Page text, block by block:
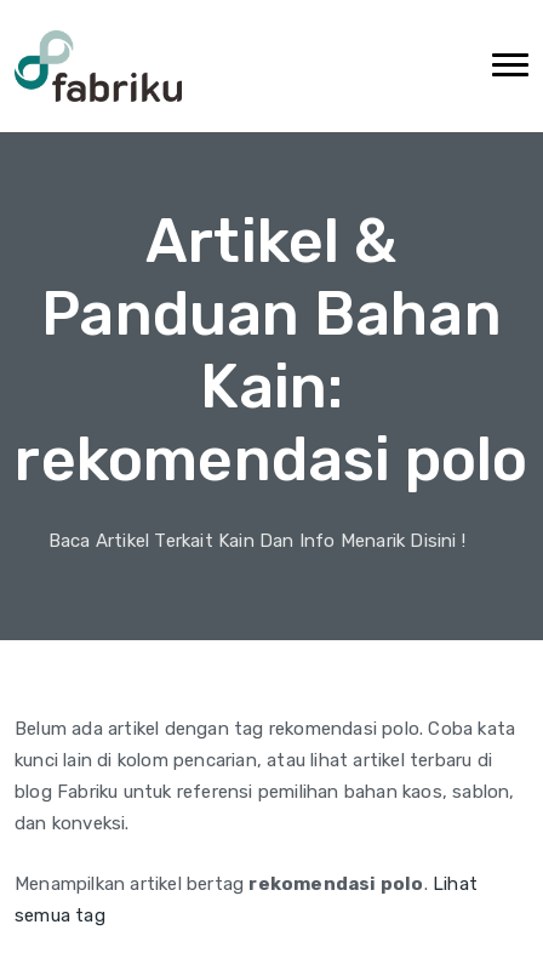
Artikel &
Panduan Bahan
Kain:
rekomendasi polo
Baca Artikel Terkait Kain Dan Info Menarik Disini !
Belum ada artikel dengan tag rekomendasi polo. Coba kata
kunci lain di kolom pencarian, atau lihat artikel terbaru di
blog Fabriku untuk referensi pemilihan bahan kaos, sablon,
dan konveksi.
Menampilkan artikel bertag rekomendasi polo. Lihat
semua tag